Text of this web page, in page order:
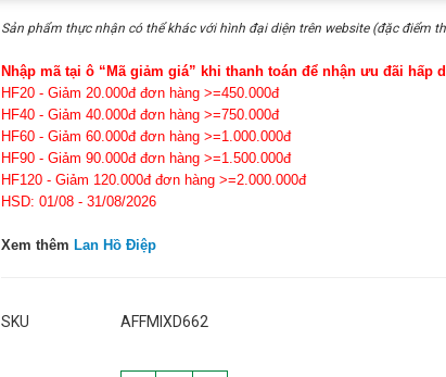
Sản phẩm thực nhận có thể khác với hình đại diện trên website (đặc điểm
Nhập mã tại ô “Mã giảm giá” khi thanh toán để nhận ưu đãi hấp
HF20 - Giảm 20.000đ đơn hàng >=450.000đ
HF40 - Giảm 40.000đ đơn hàng >=750.000đ
HF60 - Giảm 60.000đ đơn hàng >=1.000.000đ
HF90 - Giảm 90.000đ đơn hàng >=1.500.000đ
HF120 - Giảm 120.000đ đơn hàng >=2.000.000đ
HSD: 01/08 - 31/08/2026
Xem thêm Lan Hồ Điệp
SKU AFFMIXD662